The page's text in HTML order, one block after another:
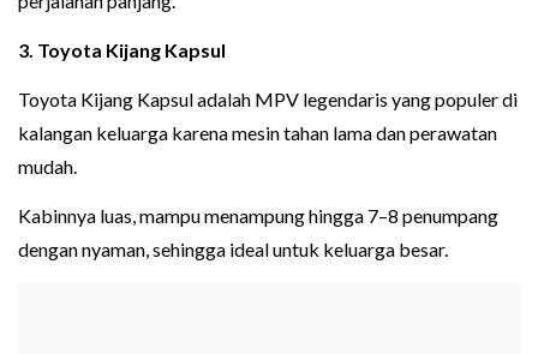
3. Toyota Kijang Kapsul
Toyota Kijang Kapsul adalah MPV legendaris yang populer di
kalangan keluarga karena mesin tahan lama dan perawatan
mudah.
Kabinnya luas, mampu menampung hingga 7–8 penumpang
dengan nyaman, sehingga ideal untuk keluarga besar.